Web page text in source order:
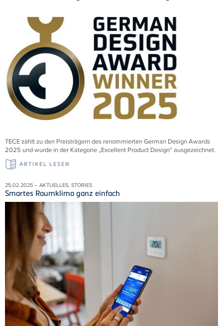
TECE zählt zu den Preisträgern des renommierten German Design Awards
2025 und wurde in der Kategorie „Excellent Product Design“ ausgezeichnet.
ARTIKEL LESEN
25.02.2025 – AKTUELLES, STORIES
Smartes Raumklima ganz einfach